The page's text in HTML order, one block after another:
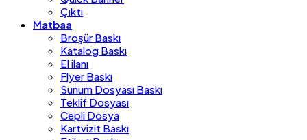
Çıktı
Matbaa
Broşür Baskı
Katalog Baskı
El ilanı
Flyer Baskı
Sunum Dosyası Baskı
Teklif Dosyası
Cepli Dosya
Kartvizit Baskı